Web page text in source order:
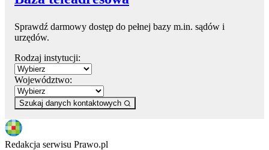
Sprawdź darmowy dostęp do pełnej bazy m.in. sądów i
urzędów.
Rodzaj instytucji:
Województwo:
Szukaj danych kontaktowych
Redakcja serwisu Prawo.pl